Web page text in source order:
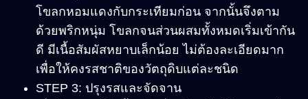
โขลกหอมแดงกับกระเทียมก่อน จากนั้นจึงตาม
ด้วยพริกหนุ่ม โขลกจนส่วนผสมทั้งหมดเริ่มเข้ากัน
ดี มีเนื้อสัมผัสหยาบเล็กน้อย ไม่ต้องละเอียดมาก
เพื่อให้คงรสชาติของวัตถุดิบแต่ละชนิด
STEP 3: ปรุงรสและจัดจาน